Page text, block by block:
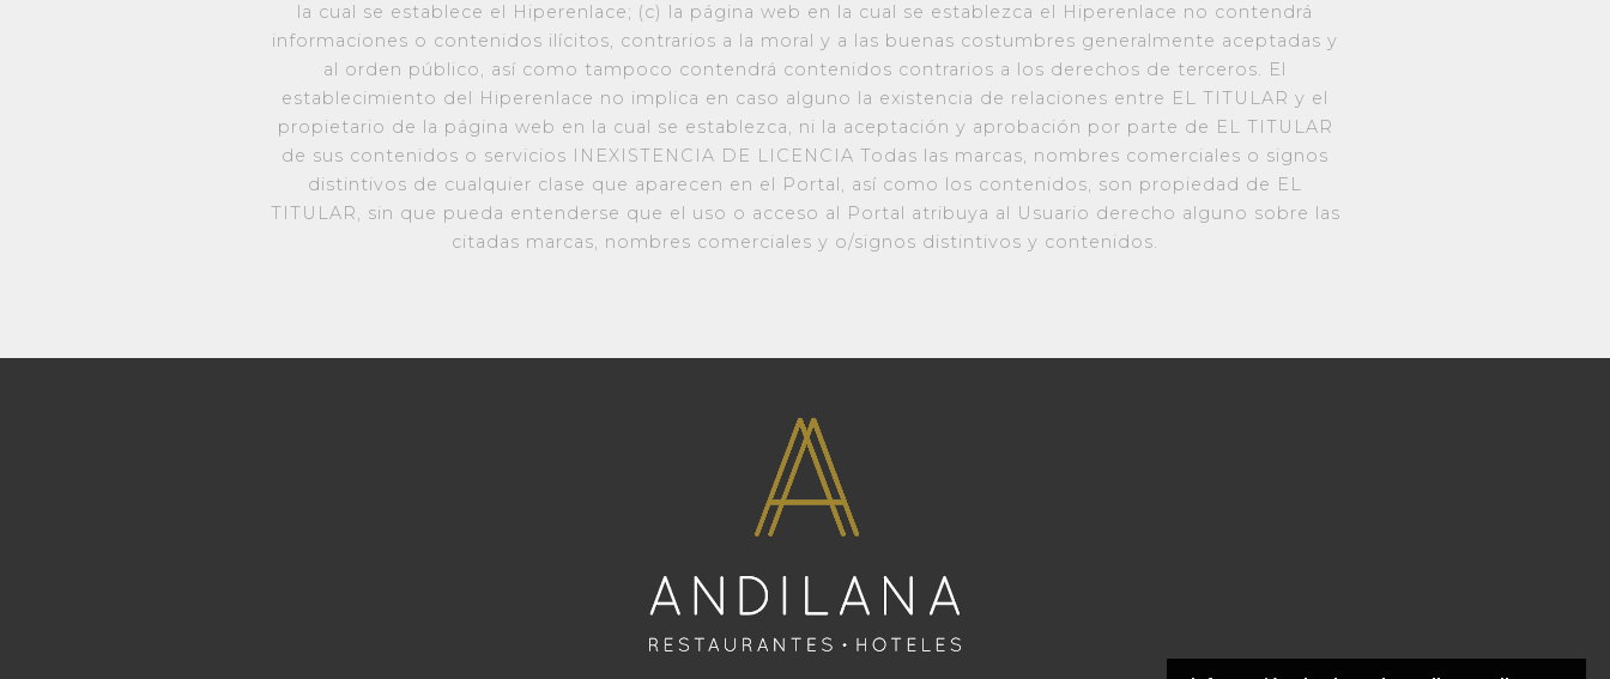
la cual se establece el Hiperenlace; (c) la página web en la cual se establezca el Hiperenlace no contendrá
informaciones o contenidos ilícitos, contrarios a la moral y a las buenas costumbres generalmente aceptadas y
al orden público, así como tampoco contendrá contenidos contrarios a los derechos de terceros. El
establecimiento del Hiperenlace no implica en caso alguno la existencia de relaciones entre EL TITULAR y el
propietario de la página web en la cual se establezca, ni la aceptación y aprobación por parte de EL TITULAR
de sus contenidos o servicios INEXISTENCIA DE LICENCIA Todas las marcas, nombres comerciales o signos
distintivos de cualquier clase que aparecen en el Portal, así como los contenidos, son propiedad de EL
TITULAR, sin que pueda entenderse que el uso o acceso al Portal atribuya al Usuario derecho alguno sobre las
citadas marcas, nombres comerciales y o/signos distintivos y contenidos.